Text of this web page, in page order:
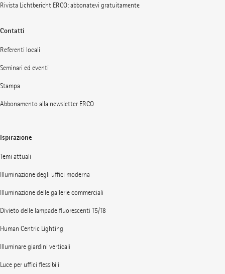
Rivista Lichtbericht ERCO: abbonatevi gratuitamente
Contatti
Referenti locali
Seminari ed eventi
Stampa
Abbonamento alla newsletter ERCO
Ispirazione
Temi attuali
Illuminazione degli uffici moderna
Illuminazione delle gallerie commerciali
Divieto delle lampade fluorescenti T5/T8
Human Centric Lighting
Illuminare giardini verticali
Luce per uffici flessibili